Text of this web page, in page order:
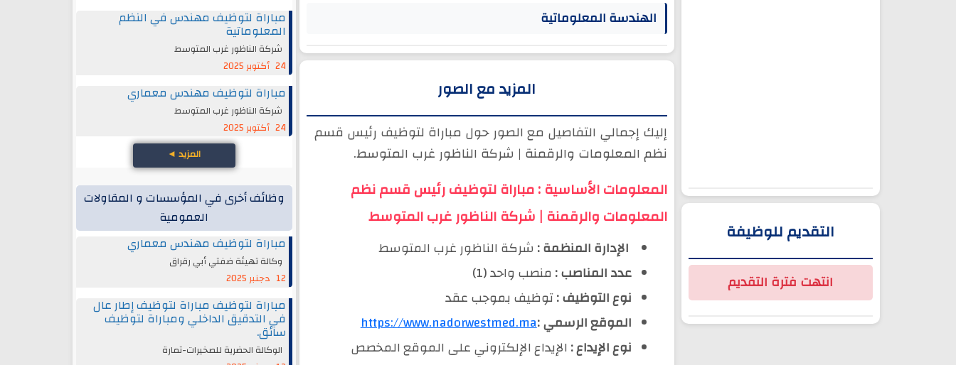
التقديم للوظيفة
انتهت فترة التقديم
الهندسة المعلوماتية
المزيد مع الصور
إليك إجمالي التفاصيل مع الصور حول مباراة لتوظيف رئيس قسم
نظم المعلومات والرقمنة | شركة الناظور غرب المتوسط.
المعلومات الأساسية : مباراة لتوظيف رئيس قسم نظم
المعلومات والرقمنة | شركة الناظور غرب المتوسط
️ الإدارة المنظمة : شركة الناظور غرب المتوسط
عدد المناصب : منصب واحد (1)
نوع التوظيف :توظيف بموجب عقد
الموقع الرسمي :https://www.nadorwestmed.ma
نوع الإيداع : الإيداع الإلكتروني على الموقع المخصص
مباراة لتوظيف مهندس في النظم
المعلوماتية
شركة الناظور غرب المتوسط
24 أكتوبر 2025
مباراة لتوظيف مهندس معماري
شركة الناظور غرب المتوسط
24 أكتوبر 2025
المزيد ◄
وظائف أخرى في المؤسسات و المقاولات
العمومية
مباراة لتوظيف مهندس معماري
وكالة تهيئة ضفتي أبي رقراق
12 دجنبر 2025
مباراة لتوظيف مباراة لتوظيف إطار عال
في التدقيق الداخلي ومباراة لتوظيف
سائق.
الوكالة الحضرية للصخيرات-تمارة